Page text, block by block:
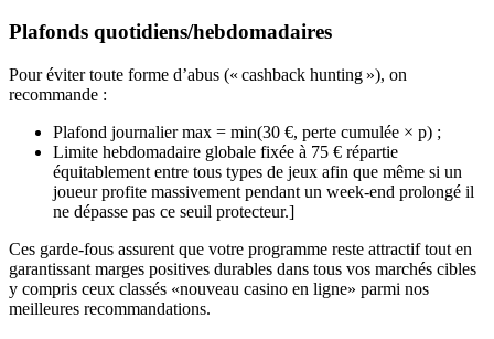
Plafonds quotidiens/hebdomadaires
Pour éviter toute forme d’abus (« cashback hunting »), on
recommande :
Plafond journalier max = min(30 €, perte cumulée × p) ;
Limite hebdomadaire globale fixée à 75 € répartie
équitablement entre tous types de jeux afin que même si un
joueur profite massivement pendant un week-end prolongé il
ne dépasse pas ce seuil protecteur.]
Ces garde-fous assurent que votre programme reste attractif tout en
garantissant marges positives durables dans tous vos marchés cibles
y compris ceux classés «​nouveau casino en ligne​» parmi nos
meilleures recommandations.